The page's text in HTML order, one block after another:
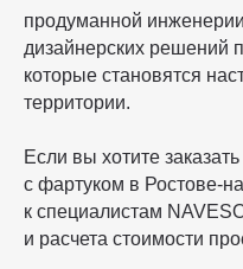
продуманной
дизайнерских решений
которые становятся
территории.
Если вы хотите
с фартуком в Ростове-
к специалистам
и расчета стоимости